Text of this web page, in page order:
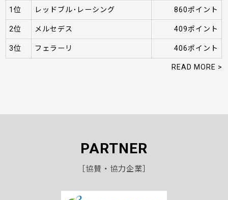
1位 レッドブル･レーシング 860ポイント
2位 メルセデス 409ポイント
3位 フェラーリ 406ポイント
READ MORE >
PARTNER
［協賛・協力企業］